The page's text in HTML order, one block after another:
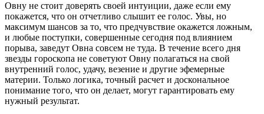
Овну не стоит доверять своей интуиции, даже если ему
покажется, что он отчетливо слышит ее голос. Увы, но
максимум шансов за то, что предчувствие окажется ложным,
и любые поступки, совершенные сегодня под влиянием
порыва, заведут Овна совсем не туда. В течение всего дня
звезды гороскопа не советуют Овну полагаться на свой
внутренний голос, удачу, везение и другие эфемерные
материи. Только логика, точный расчет и доскональное
понимание того, что он делает, могут гарантировать ему
нужный результат.